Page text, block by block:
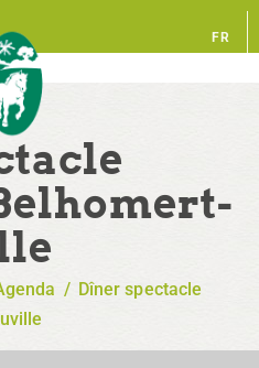
FR
/ Dîner spectacle